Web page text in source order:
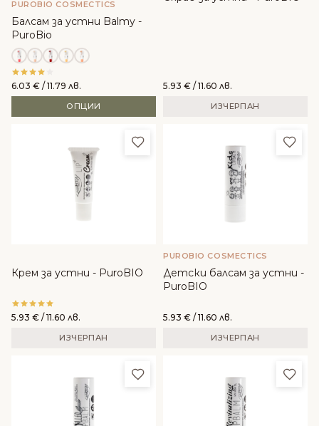
PUROBIO COSMECTICS
Балсам за устни Balmy -
PuroBio
6.03 € / 11.79 лв.
ОПЦИИ
5.93 € / 11.60 лв.
ИЗЧЕРПАН
Добави в любими
Крем за устни - PuroBIO
5.93 € / 11.60 лв.
ИЗЧЕРПАН
PUROBIO COSMECTICS
Детски балсам за устни -
PuroBIO
5.93 € / 11.60 лв.
ИЗЧЕРПАН
Добави в любими